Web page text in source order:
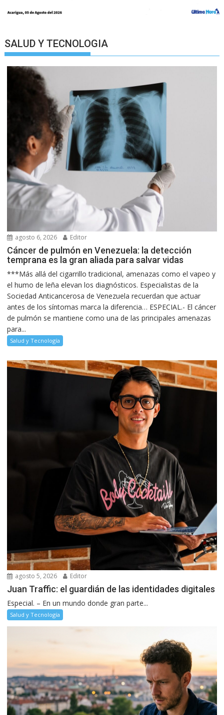
SALUD Y TECNOLOGIA
agosto 6, 2026 Editor
Cáncer de pulmón en Venezuela: la detección
temprana es la gran aliada para salvar vidas
***Más allá del cigarrillo tradicional, amenazas como el vapeo y
el humo de leña elevan los diagnósticos. Especialistas de la
Sociedad Anticancerosa de Venezuela recuerdan que actuar
antes de los síntomas marca la diferencia… ESPECIAL.- El cáncer
de pulmón se mantiene como una de las principales amenazas
para...
Salud y Tecnología
agosto 5, 2026 Editor
Juan Traffic: el guardián de las identidades digitales
Especial. – En un mundo donde gran parte...
Salud y Tecnología